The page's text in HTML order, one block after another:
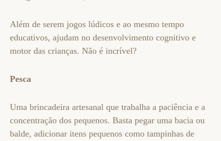
Além de serem jogos lúdicos e ao mesmo tempo
educativos, ajudam no desenvolvimento cognitivo e
motor das crianças. Não é incrível?
Pesca
Uma brincadeira artesanal que trabalha a paciência e a
concentração dos pequenos. Basta pegar uma bacia ou
balde, adicionar itens pequenos como tampinhas de